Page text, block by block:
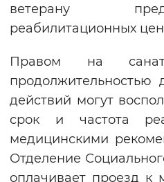
ветерану
реабилитационных
Правом на
продолжительностью
действий могут
срок и частота
медицинскими
Отделение
оплачивает проезд к